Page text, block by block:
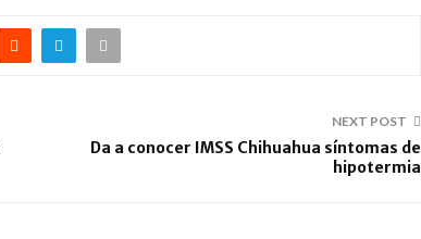
NEXT POST
Da a conocer IMSS Chihuahua síntomas de
hipotermia